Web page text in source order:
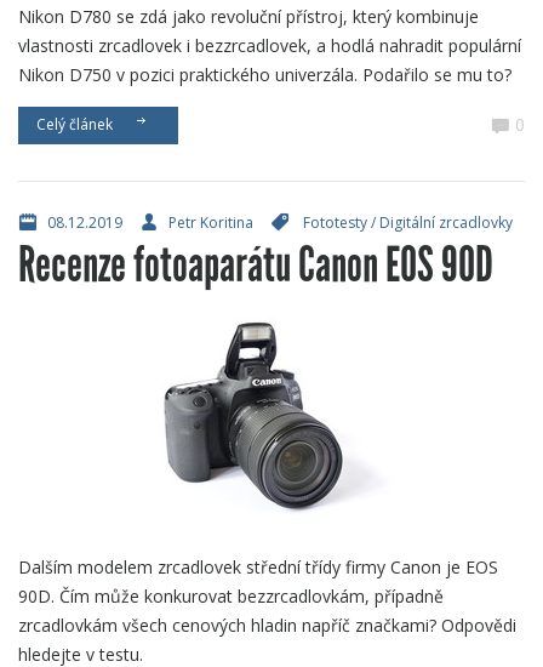
Nikon D780 se zdá jako revoluční přístroj, který kombinuje
vlastnosti zrcadlovek i bezzrcadlovek, a hodlá nahradit populární
Nikon D750 v pozici praktického univerzála. Podařilo se mu to?
Celý článek 0
08.12.2019 Petr Koritina Fototesty/ Digitální zrcadlovky
Recenze fotoaparátu Canon EOS 90D
Dalším modelem zrcadlovek střední třídy firmy Canon je EOS
90D. Čím může konkurovat bezzrcadlovkám, případně
zrcadlovkám všech cenových hladin napříč značkami? Odpovědi
hledejte v testu.